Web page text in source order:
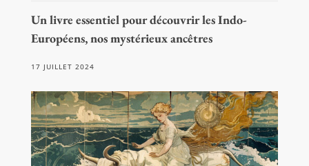
Un livre essentiel pour découvrir les Indo-
Européens, nos mystérieux ancêtres
17 JUILLET 2024